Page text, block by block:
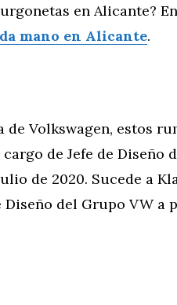
en Alicante?
mano en Alicante.
Volkswagen, estos
de Jefe de Diseño
de 2020. Sucede a
del Grupo VW a